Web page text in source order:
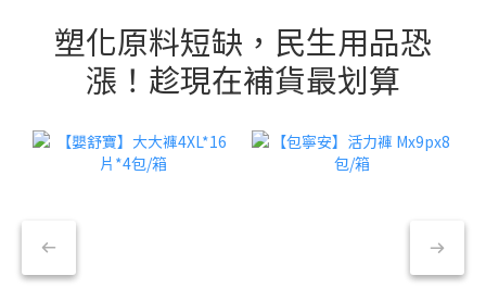
塑化原料短缺，民生用品恐
漲！趁現在補貨最划算